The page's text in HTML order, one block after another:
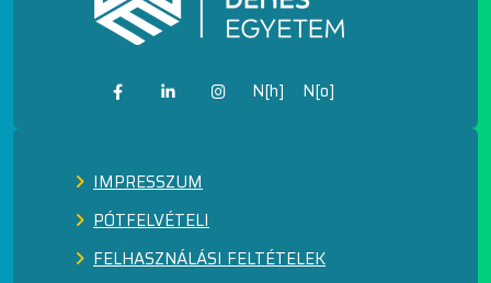
N[h] N[o]
IMPRESSZUM
PÓTFELVÉTELI
FELHASZNÁLÁSI FELTÉTELEK